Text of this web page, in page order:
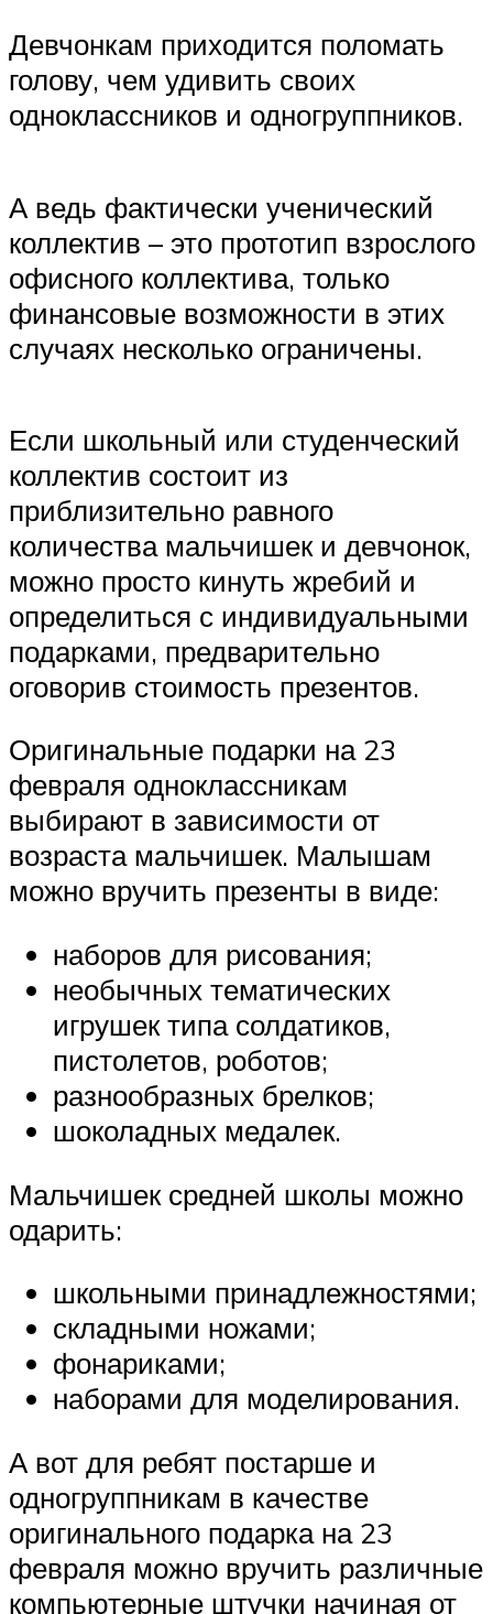
Девчонкам приходится поломать
голову, чем удивить своих
одноклассников и одногруппников.
А ведь фактически ученический
коллектив – это прототип взрослого
офисного коллектива, только
финансовые возможности в этих
случаях несколько ограничены.
Если школьный или студенческий
коллектив состоит из
приблизительно равного
количества мальчишек и девчонок,
можно просто кинуть жребий и
определиться с индивидуальными
подарками, предварительно
оговорив стоимость презентов.
Оригинальные подарки на 23
февраля одноклассникам
выбирают в зависимости от
возраста мальчишек. Малышам
можно вручить презенты в виде:
наборов для рисования;
необычных тематических
игрушек типа солдатиков,
пистолетов, роботов;
разнообразных брелков;
шоколадных медалек.
Мальчишек средней школы можно
одарить:
школьными принадлежностями;
складными ножами;
фонариками;
наборами для моделирования.
А вот для ребят постарше и
одногруппникам в качестве
оригинального подарка на 23
февраля можно вручить различные
компьютерные штучки начиная от